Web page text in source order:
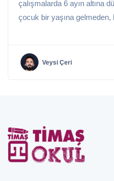
çalışmalarda 6 ayın altına
çocuk bir yaşına gelmeden,
Veysi Çeri